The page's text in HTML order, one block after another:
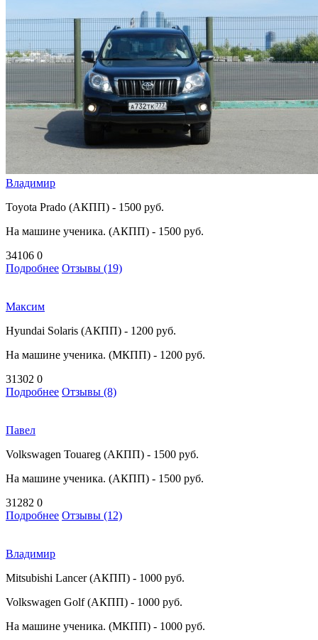
Владимир
Toyota Prado (АКПП) - 1500 руб.
На машине ученика. (АКПП) - 1500 руб.
34106 0
Подробнее Отзывы (19)
Максим
Hyundai Solaris (АКПП) - 1200 руб.
На машине ученика. (МКПП) - 1200 руб.
31302 0
Подробнее Отзывы (8)
Павел
Volkswagen Touareg (АКПП) - 1500 руб.
На машине ученика. (АКПП) - 1500 руб.
31282 0
Подробнее Отзывы (12)
Владимир
Mitsubishi Lancer (АКПП) - 1000 руб.
Volkswagen Golf (АКПП) - 1000 руб.
На машине ученика. (МКПП) - 1000 руб.